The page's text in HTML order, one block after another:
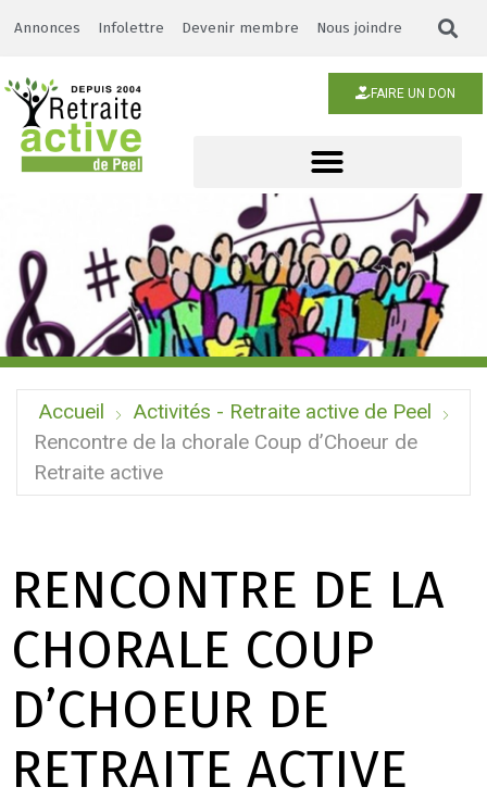
Annonces Infolettre Devenir membre Nous joindre
FAIRE UN DON
Accueil
Activités - Retraite active de Peel
Rencontre de la chorale Coup d’Choeur de
Retraite active
RENCONTRE DE LA
CHORALE COUP
D’CHOEUR DE
RETRAITE ACTIVE